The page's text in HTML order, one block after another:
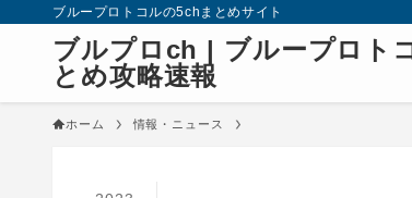
ブループロトコルの5chまとめサイト
ブルプロch | ブループロト
とめ攻略速報
ホーム 情報・ニュース